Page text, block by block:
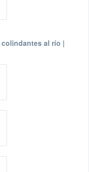
colindantes al río |